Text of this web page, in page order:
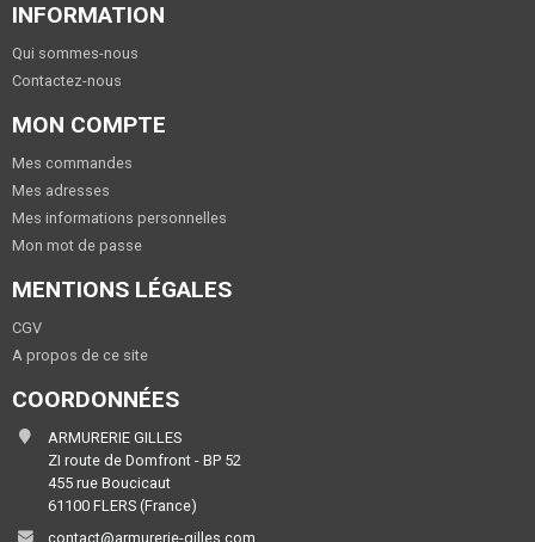
INFORMATION
Qui sommes-nous
Contactez-nous
MON COMPTE
Mes commandes
Mes adresses
Mes informations personnelles
Mon mot de passe
MENTIONS LÉGALES
CGV
A propos de ce site
COORDONNÉES
ARMURERIE GILLES
ZI route de Domfront - BP 52
455 rue Boucicaut
61100 FLERS (France)
contact@armurerie-gilles.com